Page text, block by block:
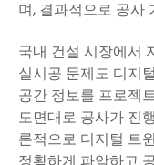
며, 결과적으로 공사
국내 건설 시장에서
실시공 문제도 디지
공간 정보를 프로젝
도면대로 공사가 진
론적으로 디지털 트